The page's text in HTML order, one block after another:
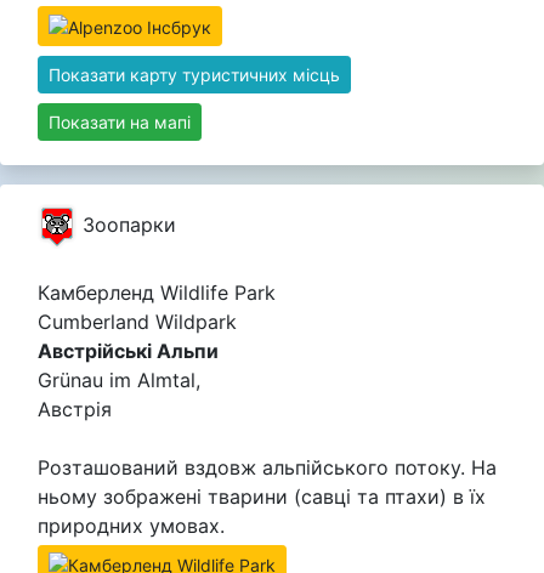
Показати карту туристичних місць
Показати на мапі
Зоопарки
Камберленд Wildlife Park
Cumberland Wildpark
Австрійські Альпи
Grünau im Almtal,
Австрія
Розташований вздовж альпійського потоку. На
ньому зображені тварини (савці та птахи) в їх
природних умовах.